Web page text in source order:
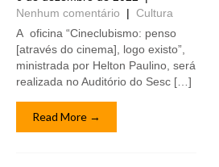
Nenhum comentário
| Cultura
A oficina “Cineclubismo: penso
[através do cinema], logo existo”,
ministrada por Helton Paulino, será
realizada no Auditório do Sesc […]
Read More →